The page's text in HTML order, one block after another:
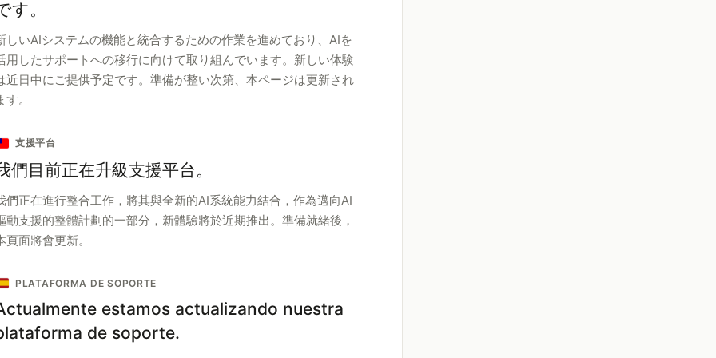
す。
しいAIシステムの機能と統合するための作業を進めており、AIを
用したサポートへの移行に向けて取り組んでいます。新しい体験
近日中にご提供予定です。準備が整い次第、本ページは更新され
す。
支援平台
們目前正在升級支援平台。
們正在進行整合工作，將其與全新的AI系統能力結合，作為邁向AI
動支援的整體計劃的一部分，新體驗將於近期推出。準備就緒後，
頁面將會更新。
PLATAFORMA DE SOPORTE
estamos actualizando nuestra
de soporte.